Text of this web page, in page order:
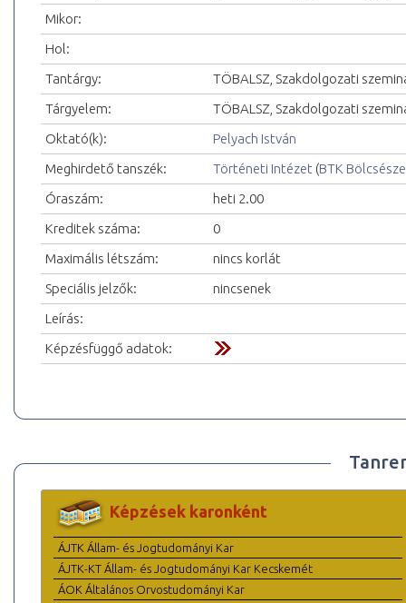
Mikor:
Hol:
Tantárgy:
TÖBALSZ, Szakdolgozati
Tárgyelem:
TÖBALSZ, Szakdolgozati
Oktató(k):
Pelyach István
Meghirdető tanszék:
Történeti Intézet (BTK
Óraszám:
heti 2.00
Kreditek száma:
0
Maximális létszám:
nincs korlát
Speciális jelzők:
nincsenek
Leírás:
Képzésfüggő adatok:
Képzések karonként
ÁJTK Állam- és Jogtudományi Kar
ÁJTK-KT Állam- és Jogtudományi Kar Kecskemét
ÁOK Általános Orvostudományi Kar